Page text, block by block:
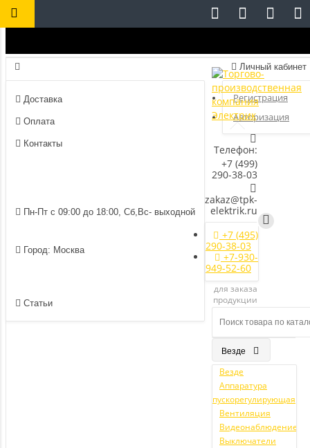
Доставка
Оплата
Контакты
Пн-Пт с 09:00 до 18:00, Сб,Вс- выходной
Город: Москва
Статьи
Личный кабинет
Регистрация
Авторизация
Телефон:
+7 (499)
290-38-03
zakaz@tpk-
elektrik.ru
+7 (495)
290-38-03
+7-930-
949-52-60
для заказа
продукции
Везде
Везде
Аппаратура
пускорегулирующая
Вентиляция
Видеонаблюдение
Выключатели